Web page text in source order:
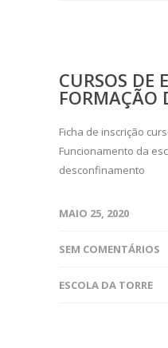
CURSOS DE
FORMAÇÃO
Ficha de inscrição
Funcionamento da
desconfinamento
MAIO 25, 2020
SEM COMENTÁRIOS
ESCOLA DA TORRE